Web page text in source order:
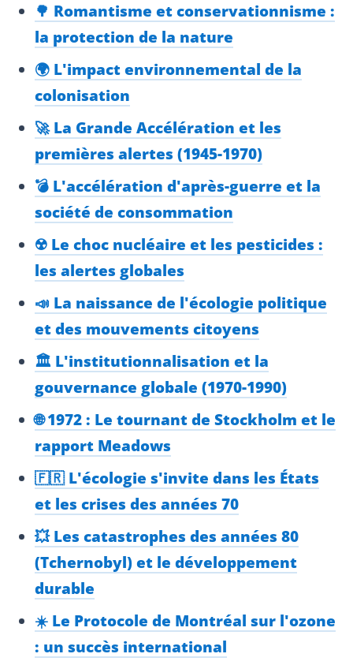
🌳 Romantisme et conservationnisme :
la protection de la nature
🌍 L'impact environnemental de la
colonisation
🚀 La Grande Accélération et les
premières alertes (1945-1970)
💣 L'accélération d'après-guerre et la
société de consommation
☢️ Le choc nucléaire et les pesticides :
les alertes globales
📣 La naissance de l'écologie politique
et des mouvements citoyens
🏛️ L'institutionnalisation et la
gouvernance globale (1970-1990)
🌐 1972 : Le tournant de Stockholm et le
rapport Meadows
🇫🇷 L'écologie s'invite dans les États
et les crises des années 70
💥 Les catastrophes des années 80
(Tchernobyl) et le développement
durable
☀️ Le Protocole de Montréal sur l'ozone
: un succès international